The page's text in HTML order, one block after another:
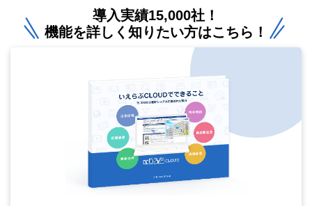
導入実績15,000社！
機能を詳しく知りたい方はこちら！